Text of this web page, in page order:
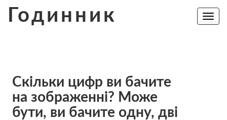
Годинник
Toggle
Скільки цифр ви бачите
на зображенні? Може
бути, ви бачите одну, дві